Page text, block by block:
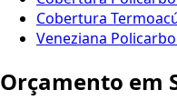
Cobertura
Veneziana
Orçamento em